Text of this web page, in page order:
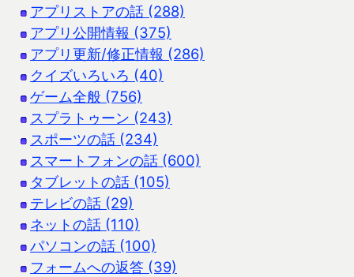
アプリストアの話 (288)
アプリ公開情報 (375)
アプリ更新/修正情報 (286)
クイズいろいろ (40)
ゲーム全般 (756)
スプラトゥーン (243)
スポーツの話 (234)
スマートフォンの話 (600)
タブレットの話 (105)
テレビの話 (29)
ネットの話 (110)
パソコンの話 (100)
フォームへの返答 (39)